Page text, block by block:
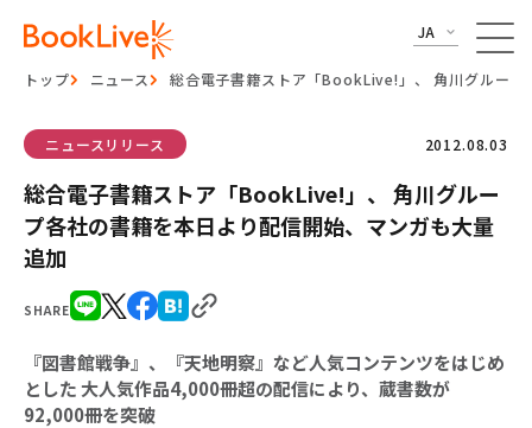
JA
トップ ニュース 総合電子書籍ストア「BookLive!」、 角川グループ
SHARE
ニュースリリース 2012.08.03
総合電子書籍ストア「BookLive!」、 角川グルー
プ各社の書籍を本日より配信開始、マンガも大量
追加
『図書館戦争』、『天地明察』など人気コンテンツをはじめ
とした 大人気作品4,000冊超の配信により、蔵書数が
92,000冊を突破